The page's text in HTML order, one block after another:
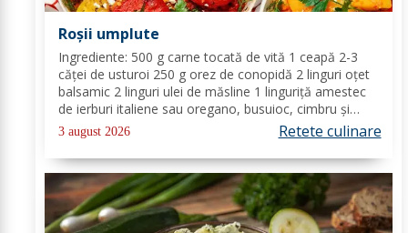
Roșii umplute
Ingrediente: 500 g carne tocată de vită 1 ceapă 2-3
căței de usturoi 250 g orez de conopidă 2 linguri oțet
balsamic 2 linguri ulei de măsline 1 linguriță amestec
de ierburi italiene sau oregano, busuioc, cimbru și
rozmarin uscate sare de mare piper negru Mod de
preparare: Se încălzește cuptorul la...
3 august 2026 Retete culinare